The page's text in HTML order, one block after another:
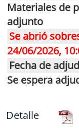
Materiales de
adjunto
Se abrió
24/06/2026,
Fecha de
Se espera
Detalle